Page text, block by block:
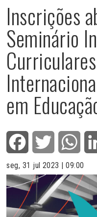
Inscrições
Seminário
em
Facebook Twitter
seg, 31 jul 2023 | 09:00